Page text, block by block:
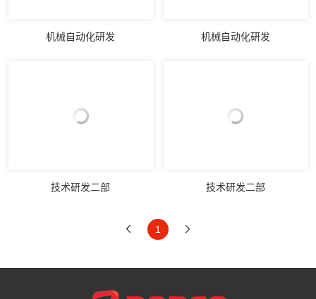
机械自动化研发 机械自动化研发
技术研发二部 技术研发二部
1